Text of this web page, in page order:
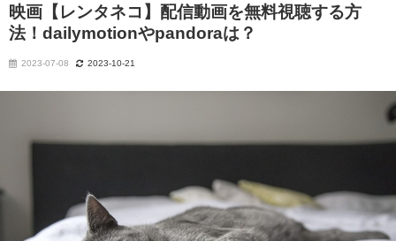
映画【レンタネコ】配信動画を無料視聴する方
法！dailymotionやpandoraは？
2023-07-08 2023-10-21